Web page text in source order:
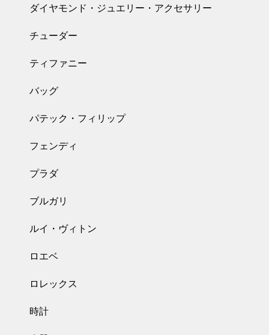
ダイヤモンド・ジュエリー・アクセサリー
チューダー
ティファニー
バッグ
パテック・フィリップ
フェンディ
プラダ
ブルガリ
ルイ・ヴィトン
ロエベ
ロレックス
時計